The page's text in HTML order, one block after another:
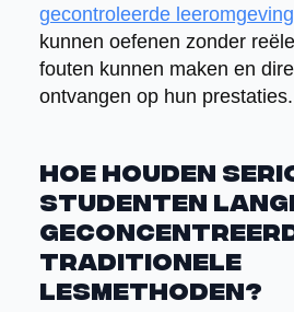
gecontroleerde leeromgeving
kunnen oefenen zonder
fouten kunnen maken en
ontvangen op hun prestaties.
Hoe houden
studenten
traditionele
lesmethoden?